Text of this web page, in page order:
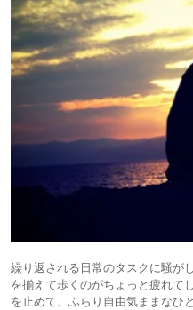
繰り返される日常のタスクに騒が
を揃えて歩くのがちょっと疲れて
を止めて、ふらり自由気ままなひ